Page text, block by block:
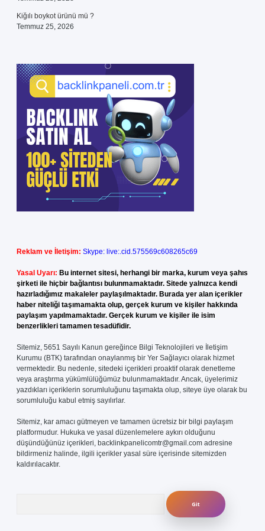
Kiğılı boykot ürünü mü ?
Temmuz 25, 2026
Reklam ve İletişim: Skype: live:.cid.575569c608265c69
Yasal Uyarı: Bu internet sitesi, herhangi bir marka, kurum veya şahıs
şirketi ile hiçbir bağlantısı bulunmamaktadır. Sitede yalnızca kendi
hazırladığımız makaleler paylaşılmaktadır. Burada yer alan içerikler
haber niteliği taşımamakta olup, gerçek kurum ve kişiler hakkında
paylaşım yapılmamaktadır. Gerçek kurum ve kişiler ile isim
benzerlikleri tamamen tesadüfidir.
Sitemiz, 5651 Sayılı Kanun gereğince Bilgi Teknolojileri ve İletişim
Kurumu (BTK) tarafından onaylanmış bir Yer Sağlayıcı olarak hizmet
vermektedir. Bu nedenle, sitedeki içerikleri proaktif olarak denetleme
veya araştırma yükümlülüğümüz bulunmamaktadır. Ancak, üyelerimiz
yazdıkları içeriklerin sorumluluğunu taşımakta olup, siteye üye olarak bu
sorumluluğu kabul etmiş sayılırlar.
Sitemiz, kar amacı gütmeyen ve tamamen ücretsiz bir bilgi paylaşım
platformudur. Hukuka ve yasal düzenlemelere aykırı olduğunu
düşündüğünüz içerikleri, backlinkpanelicomtr@gmail.com adresine
bildirmeniz halinde, ilgili içerikler yasal süre içerisinde sitemizden
kaldırılacaktır.